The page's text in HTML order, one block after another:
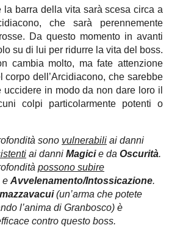
la barra della vita sarà scesa circa a
che sarà perennemente
Da questo momento in avanti
su di lui per ridurre la vita del boss.
cambia molto, ma fate attenzione
corpo dell’Arcidiacono, che sarebbe
in modo da non dare loro il
colpi particolarmente potenti o
sono vulnerabili ai danni
ai danni Magicie da Oscurità.
possono subire
e Avvelenamento/Intossicazione.
(un’arma che potete
l’anima di Granbosco) è
contro questo boss.